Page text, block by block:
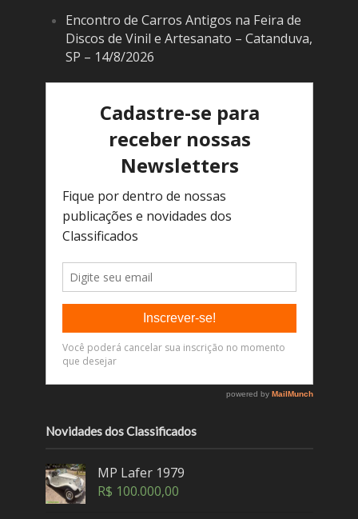
Encontro de Carros Antigos na Feira de
Discos de Vinil e Artesanato – Catanduva,
SP – 14/8/2026
Novidades dos Classificados
MP Lafer 1979
R$ 100.000,00